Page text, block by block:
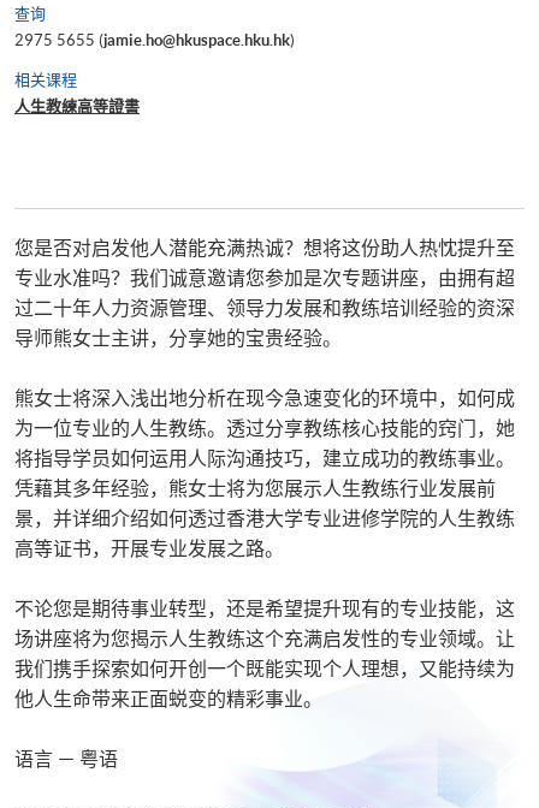
查询
2975 5655 (jamie.ho@hkuspace.hku.hk)
相关课程
人生教練高等證書
您是否对启发他人潜能充满热诚？想将这份助人热忱提升至
专业水准吗？我们诚意邀请您参加是次专题讲座，由拥有超
过二十年人力资源管理、领导力发展和教练培训经验的资深
导师熊女士主讲，分享她的宝贵经验。
熊女士将深入浅出地分析在现今急速变化的环境中，如何成
为一位专业的人生教练。透过分享教练核心技能的窍门，她
将指导学员如何运用人际沟通技巧，建立成功的教练事业。
凭藉其多年经验，熊女士将为您展示人生教练行业发展前
景，并详细介绍如何透过香港大学专业进修学院的人生教练
高等证书，开展专业发展之路。
不论您是期待事业转型，还是希望提升现有的专业技能，这
场讲座将为您揭示人生教练这个充满启发性的专业领域。让
我们携手探索如何开创一个既能实现个人理想，又能持续为
他人生命带来正面蜕变的精彩事业。
语言 － 粤语